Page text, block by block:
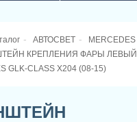
АВТОСВЕТ
MERCEDES
КРЕПЛЕНИЯ ФАРЫ ЛЕВЫЙ
GLK-CLASS X204 (08-15)